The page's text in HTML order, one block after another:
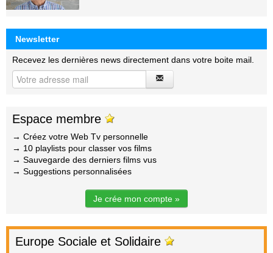
Newsletter
Recevez les dernières news directement dans votre boite mail.
Espace membre
→ Créez votre Web Tv personnelle
→ 10 playlists pour classer vos films
→ Sauvegarde des derniers films vus
→ Suggestions personnalisées
Je crée mon compte »
Europe Sociale et Solidaire